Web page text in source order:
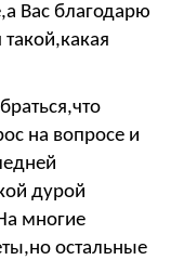
Вас благодарю
на вопросе и
дурой
многие
остальные